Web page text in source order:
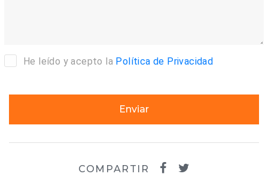
He leído y acepto la Política de Privacidad
Enviar
COMPARTIR